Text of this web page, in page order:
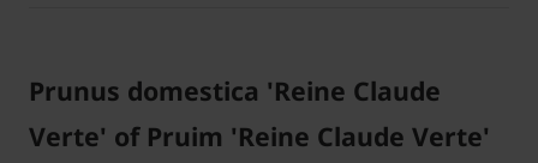
Prunus domestica 'Reine Claude
Verte' of Pruim 'Reine Claude Verte'